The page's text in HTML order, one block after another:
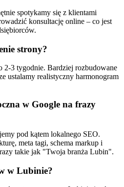
spotykamy się z klientami
konsultację online – co jest
strony?
2-3 tygodnie. Bardziej rozbudowane
ustalamy realistyczny harmonogram
w Google na frazy
pod kątem lokalnego SEO.
meta tagi, schema markup i
takie jak "Twoja branża Lubin".
w Lubinie?